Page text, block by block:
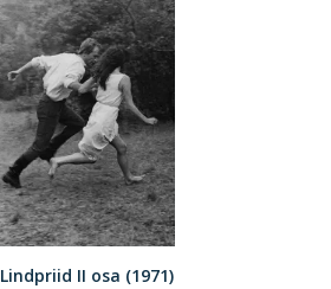
Lindpriid II osa (1971)